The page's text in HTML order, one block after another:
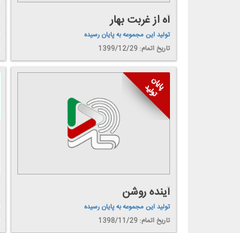
آه از غربت بهار
تولید این مجموعه به پایان رسیده
تاریخ اتمام: 1399/12/29
آینده روشن
تولید این مجموعه به پایان رسیده
تاریخ اتمام: 1398/11/29